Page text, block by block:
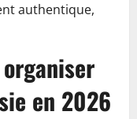
authentique,
en 2026